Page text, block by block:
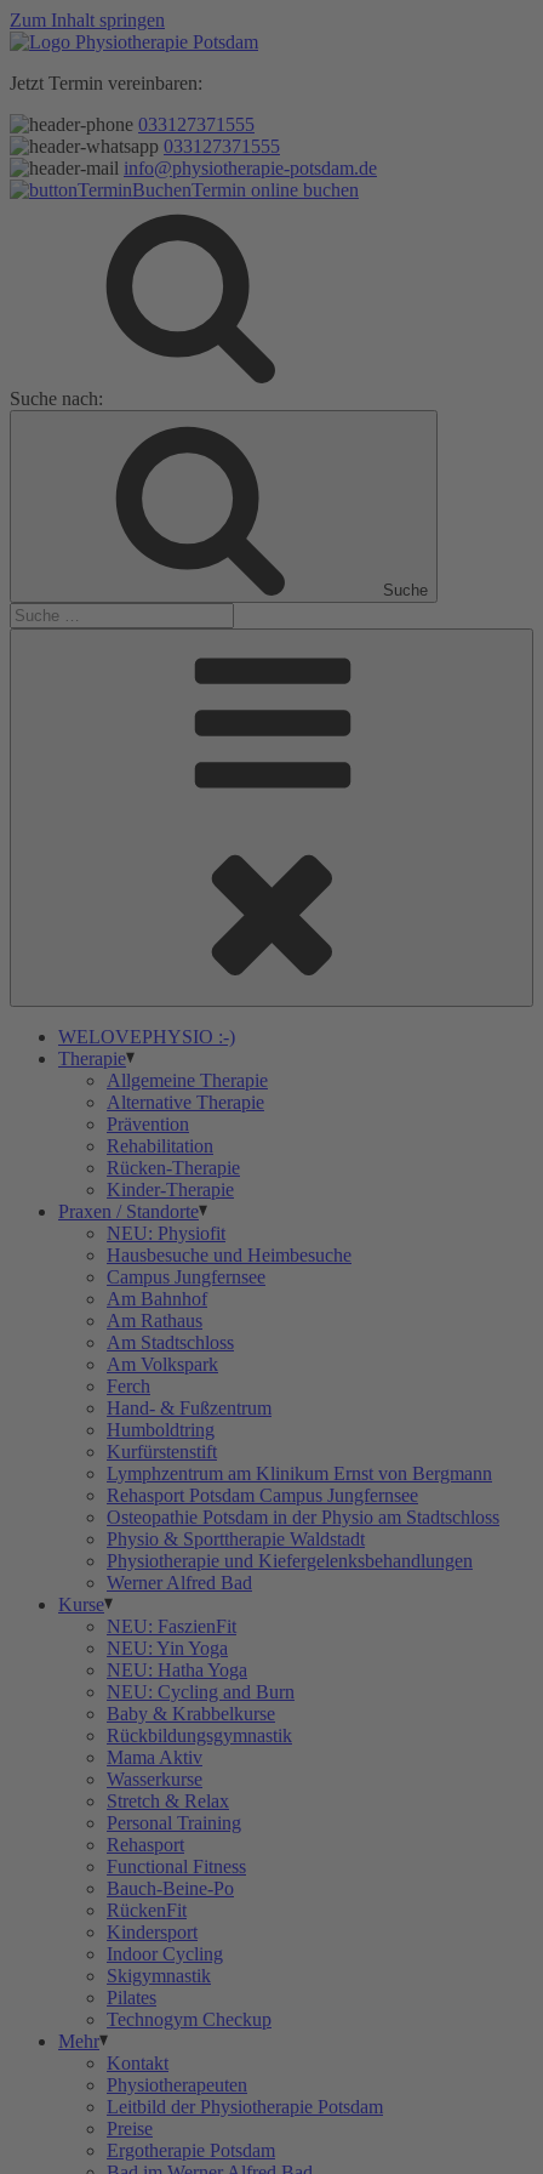
Zum Inhalt springen
Jetzt Termin vereinbaren:
033127371555
033127371555
info@physiotherapie-potsdam.de
Termin online buchen
Suche nach:
Suche
WELOVEPHYSIO :-)
Therapie
Allgemeine Therapie
Alternative Therapie
Prävention
Rehabilitation
Rücken-Therapie
Kinder-Therapie
Praxen / Standorte
NEU: Physiofit
Hausbesuche und Heimbesuche
Campus Jungfernsee
Am Bahnhof
Am Rathaus
Am Stadtschloss
Am Volkspark
Ferch
Hand- & Fußzentrum
Humboldtring
Kurfürstenstift
Lymphzentrum am Klinikum Ernst von Bergmann
Rehasport Potsdam Campus Jungfernsee
Osteopathie Potsdam in der Physio am Stadtschloss
Physio & Sporttherapie Waldstadt
Physiotherapie und Kiefergelenksbehandlungen
Werner Alfred Bad
Kurse
NEU: FaszienFit
NEU: Yin Yoga
NEU: Hatha Yoga
NEU: Cycling and Burn
Baby & Krabbelkurse
Rückbildungsgymnastik
Mama Aktiv
Wasserkurse
Stretch & Relax
Personal Training
Rehasport
Functional Fitness
Bauch-Beine-Po
RückenFit
Kindersport
Indoor Cycling
Skigymnastik
Pilates
Technogym Checkup
Mehr
Kontakt
Physiotherapeuten
Leitbild der Physiotherapie Potsdam
Preise
Ergotherapie Potsdam